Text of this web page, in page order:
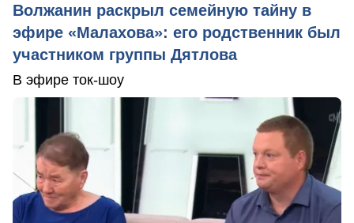
Волжанин раскрыл семейную тайну в
эфире «Малахова»: его родственник был
участником группы Дятлова
В эфире ток-шоу